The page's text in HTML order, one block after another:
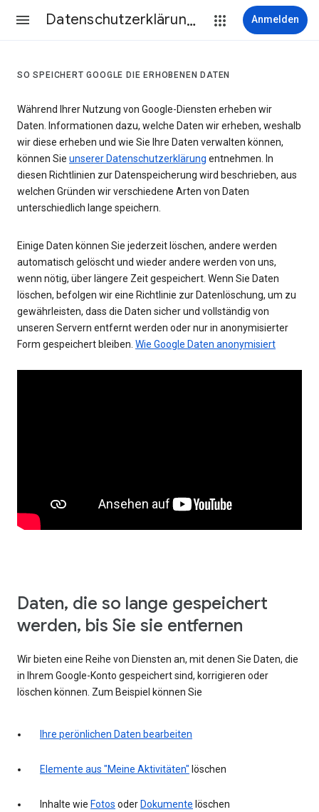
Datenschutzerklärung & Nutzungsbedingungen Anmelden
SO SPEICHERT GOOGLE DIE ERHOBENEN DATEN
Während Ihrer Nutzung von Google-Diensten erheben wir
Daten. Informationen dazu, welche Daten wir erheben, weshalb
wir diese erheben und wie Sie Ihre Daten verwalten können,
können Sie unserer Datenschutzerklärung entnehmen. In
diesen Richtlinien zur Datenspeicherung wird beschrieben, aus
welchen Gründen wir verschiedene Arten von Daten
unterschiedlich lange speichern.
Einige Daten können Sie jederzeit löschen, andere werden
automatisch gelöscht und wieder andere werden von uns,
wenn nötig, über längere Zeit gespeichert. Wenn Sie Daten
löschen, befolgen wir eine Richtlinie zur Datenlöschung, um zu
gewährleisten, dass die Daten sicher und vollständig von
unseren Servern entfernt werden oder nur in anonymisierter
Form gespeichert bleiben. Wie Google Daten anonymisiert
Daten, die so lange gespeichert
werden, bis Sie sie entfernen
Wir bieten eine Reihe von Diensten an, mit denen Sie Daten, die
in Ihrem Google-Konto gespeichert sind, korrigieren oder
löschen können. Zum Beispiel können Sie
Ihre perönlichen Daten bearbeiten
Elemente aus "Meine Aktivitäten" löschen
Inhalte wie Fotos oder Dokumente löschen